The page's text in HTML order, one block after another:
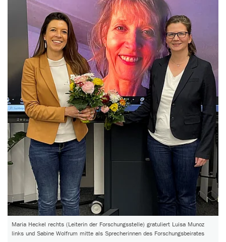
Maria Heckel rechts (Leiterin der Forschungsstelle) gratuliert Luisa Munoz
links und Sabine Wolfrum mitte als Sprecherinnen des Forschungsbeirates